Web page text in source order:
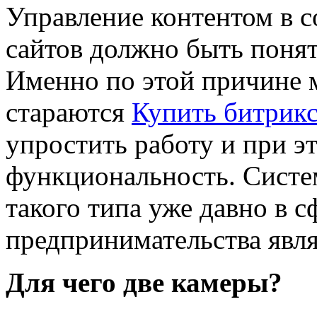
Управление контентом в
сайтов должно быть
Именно по этой причине
стараются Купить
упростить работу и при
функциональность.
такого типа уже давно в
предпринимательства
Для чего две камеры?